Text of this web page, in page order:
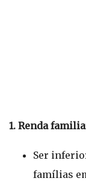
1. Renda
Ser
famílias